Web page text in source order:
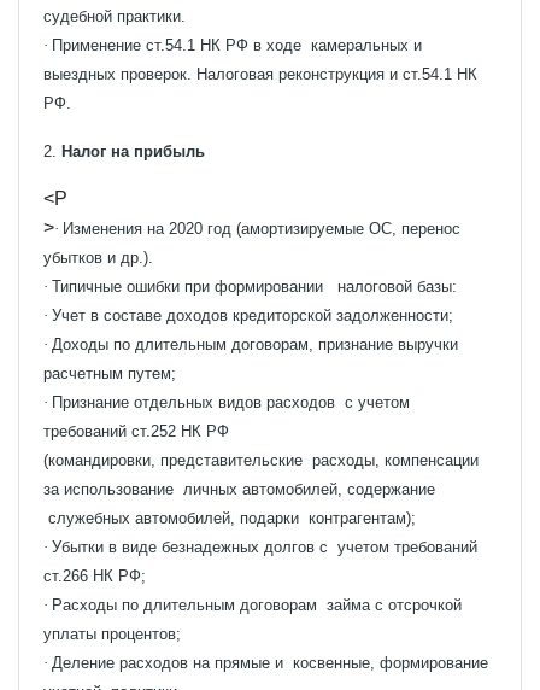
судебной практики.
· Применение ст.54.1 НК РФ в ходе камеральных и
выездных проверок. Налоговая реконструкция и ст.54.1 НК
РФ.
2. Налог на прибыль
<P
>· Изменения на 2020 год (амортизируемые ОС, перенос
убытков и др.).
· Типичные ошибки при формировании налоговой базы:
· Учет в составе доходов кредиторской задолженности;
· Доходы по длительным договорам, признание выручки
расчетным путем;
· Признание отдельных видов расходов с учетом
требований ст.252 НК РФ
(командировки, представительские расходы, компенсации
за использование личных автомобилей, содержание
служебных автомобилей, подарки контрагентам);
· Убытки в виде безнадежных долгов с учетом требований
ст.266 НК РФ;
· Расходы по длительным договорам займа с отсрочкой
уплаты процентов;
· Деление расходов на прямые и косвенные, формирование